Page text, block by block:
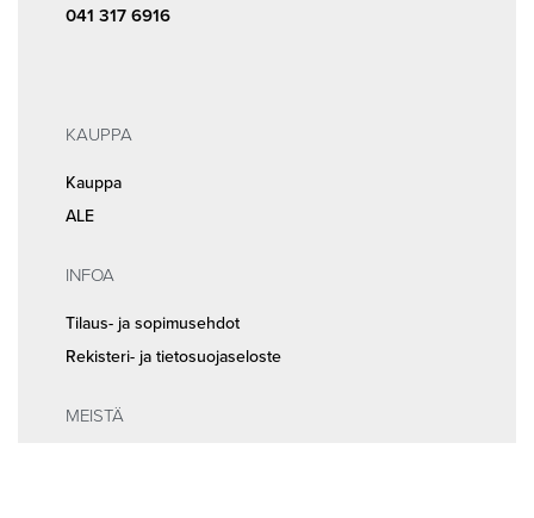
041 317 6916
KAUPPA
Kauppa
ALE
INFOA
Tilaus- ja sopimusehdot
Rekisteri- ja tietosuojaseloste
MEISTÄ